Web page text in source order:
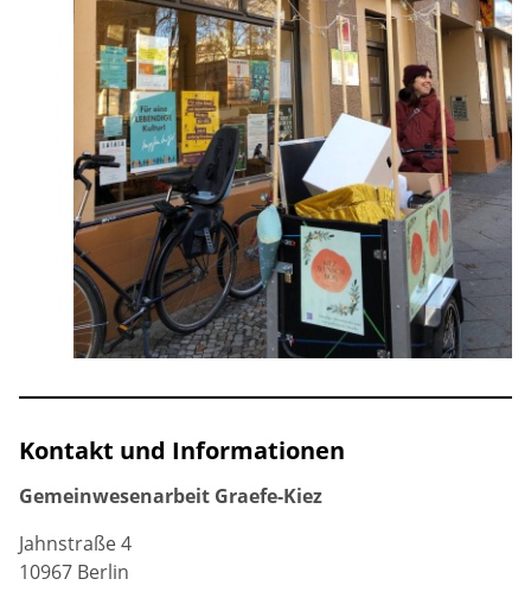
Kontakt und Informationen
Gemeinwesenarbeit Graefe-Kiez
Jahnstraße 4
10967 Berlin